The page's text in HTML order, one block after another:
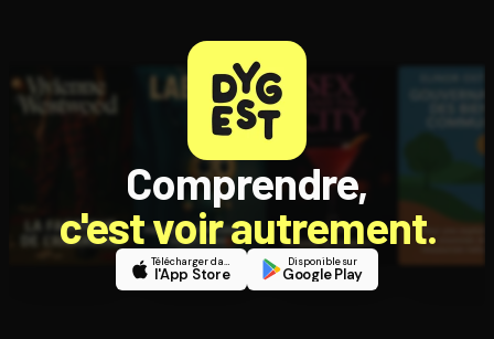
Comprendre,
c'est voir autrement.
Télécharger dans
l'App Store
Disponible sur
Google Play